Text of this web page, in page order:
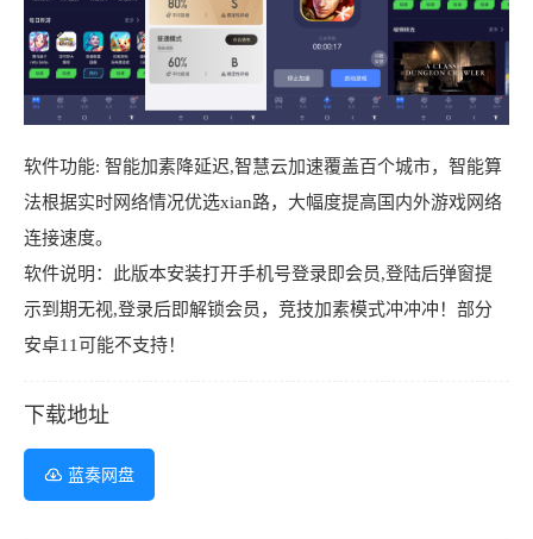
软件功能: 智能加素降延迟,智慧云加速覆盖百个城市，智能算
法根据实时网络情况优选xian路，大幅度提高国内外游戏网络
连接速度。
软件说明：此版本安装打开手机号登录即会员,登陆后弹窗提
示到期无视,登录后即解锁会员，竞技加素模式冲冲冲！部分
安卓11可能不支持！
下载地址
蓝奏网盘